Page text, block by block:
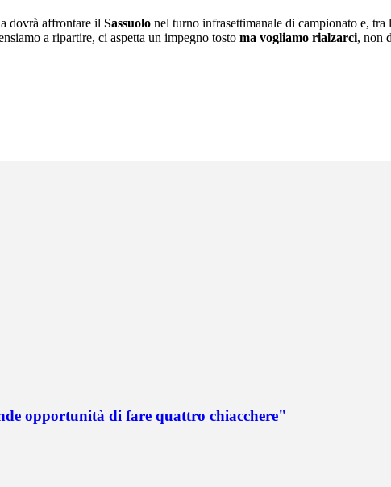
dovrà affrontare il Sassuolo nel turno infrasettimanale di campionato e,
a ripartire, ci aspetta un impegno tosto ma vogliamo rialzarci, non
opportunità di fare quattro chiacchere"